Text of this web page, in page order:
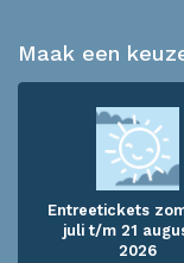
Maak een
Entreetickets
juli t/m 21
2026